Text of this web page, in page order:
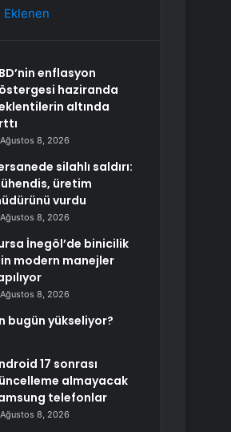
Eklenen
enflasyon
haziranda
altında
Ağustos 8, 2026
silahlı saldırı:
üretim
vurdu
Ağustos 8, 2026
İnegöl’de binicilik
modern manejler
Ağustos 8, 2026
bugün yükseliyor?
17 sonrası
almayacak
telefonlar
Ağustos 8, 2026